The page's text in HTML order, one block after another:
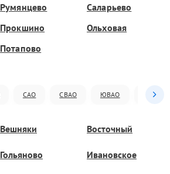
Румянцево
Саларьево
Прокшино
Ольховая
Потапово
САО СВАО ЮВАО ЮАО
Вешняки
Восточный
Гольяново Ивановское